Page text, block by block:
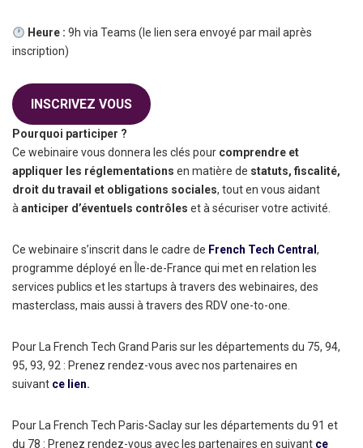
Heure : 9h via Teams (le lien sera envoyé par mail après
inscription)
INSCRIVEZ VOUS
Pourquoi participer ?
Ce webinaire vous donnera les clés pour comprendre et
appliquer les réglementations en matière de statuts, fiscalité,
droit du travail et obligations sociales, tout en vous aidant
àanticiper d’éventuels contrôles et à sécuriser votre activité.
Ce webinaire s’inscrit dans le cadre de French Tech Central ,
programme déployé en Île-de-France qui met en relation les
services publics et les startups à travers des webinaires, des
masterclass, mais aussi à travers des RDV one-to-one.
Pour La French Tech Grand Paris sur les départements du 75, 94,
95, 93, 92 : Prenez rendez-vous avec nos partenaires en
suivant ce lien.
Pour La French Tech Paris-Saclay sur les départements du 91 et
du 78 : Prenez rendez-vous avec les partenaires en suivant ce